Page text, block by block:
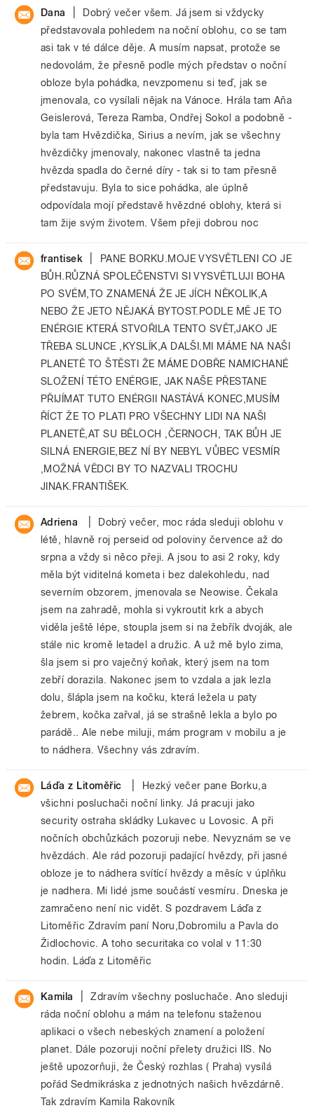
Dana
Dobrý večer všem. Já jsem si vždycky
představovala pohledem na noční oblohu, co se tam
asi tak v té dálce děje. A musím napsat, protože se
nedovolám, že přesně podle mých představ o noční
obloze byla pohádka, nevzpomenu si teď, jak se
jmenovala, co vysílali nějak na Vánoce. Hrála tam Aňa
Geislerová, Tereza Ramba, Ondřej Sokol a podobně -
byla tam Hvězdička, Sirius a nevím, jak se všechny
hvězdičky jmenovaly, nakonec vlastně ta jedna
hvězda spadla do černé díry - tak si to tam přesně
představuju. Byla to sice pohádka, ale úplně
odpovídala mojí představě hvězdné oblohy, která si
tam žije svým životem. Všem přeji dobrou noc
frantisek
PANE BORKU.MOJE VYSVĚTLENI CO JE
BŮH.RŮZNÁ SPOLEČENSTVI SI VYSVĚTLUJI BOHA
PO SVÉM,TO ZNAMENÁ ŽE JE JÍCH NĚKOLIK,A
NEBO ŽE JETO NĚJAKÁ BYTOST.PODLE MĚ JE TO
ENÉRGIE KTERÁ STVOŘILA TENTO SVĚT,JAKO JE
TŘEBA SLUNCE ,KYSLÍK,A DALŠI.MI MÁME NA NAŠI
PLANETĚ TO ŠTĚSTI ŽE MÁME DOBŘE NAMICHANÉ
SLOŽENÍ TÉTO ENÉRGIE, JAK NAŠE PŘESTANE
PŘIJÍMAT TUTO ENÉRGII NASTÁVÁ KONEC,MUSÍM
ŘÍCT ŽE TO PLATI PRO VŠECHNY LIDI NA NAŠI
PLANETĚ,AT SU BĚLOCH ,ČERNOCH, TAK BŮH JE
SILNÁ ENERGIE,BEZ NÍ BY NEBYL VŮBEC VESMÍR
,MOŽNÁ VĚDCI BY TO NAZVALI TROCHU
JINAK.FRANTIŠEK.
Adriena
Dobrý večer, moc ráda sleduji oblohu v
létě, hlavně roj perseid od poloviny července až do
srpna a vždy si něco přeji. A jsou to asi 2 roky, kdy
měla být viditelná kometa i bez dalekohledu, nad
severním obzorem, jmenovala se Neowise. Čekala
jsem na zahradě, mohla si vykroutit krk a abych
viděla ještě lépe, stoupla jsem si na žebřík dvoják, ale
stále nic kromě letadel a družic. A už mě bylo zima,
šla jsem si pro vaječný koňak, který jsem na tom
zebří dorazila. Nakonec jsem to vzdala a jak lezla
dolu, šlápla jsem na kočku, která ležela u paty
žebrem, kočka zařval, já se strašně lekla a bylo po
parádě.. Ale nebe miluji, mám program v mobilu a je
to nádhera. Všechny vás zdravím.
Láďa z Litoměřic
Hezký večer pane Borku,a
všichni posluchači noční linky. Já pracuji jako
security ostraha skládky Lukavec u Lovosic. A při
nočních obchůzkách pozoruji nebe. Nevyznám se ve
hvězdách. Ale rád pozoruji padající hvězdy, při jasné
obloze je to nádhera svítící hvězdy a měsíc v úplňku
je nadhera. Mi lidé jsme součástí vesmíru. Dneska je
zamračeno není nic vidět. S pozdravem Láďa z
Litoměřic Zdravím paní Noru,Dobromilu a Pavla do
Židlochovic. A toho securitaka co volal v 11:30
hodin. Láďa z Litoměřic
Kamila
Zdravím všechny posluchače. Ano sleduji
ráda noční oblohu a mám na telefonu staženou
aplikaci o všech nebeských znamení a položení
planet. Dále pozoruji noční přelety družici IIS. No
ještě upozorňuji, že Český rozhlas ( Praha) vysílá
pořád Sedmikráska z jednotných našich hvězdárně.
Tak zdravím Kamila Rakovník